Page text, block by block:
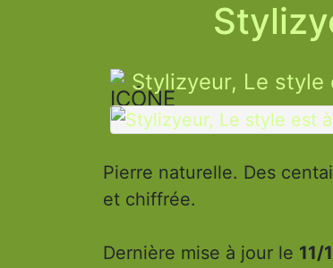
Stylizyeur, Le
Pierre naturelle. Des
et chiffrée.
Dernière mise à jour le 11/